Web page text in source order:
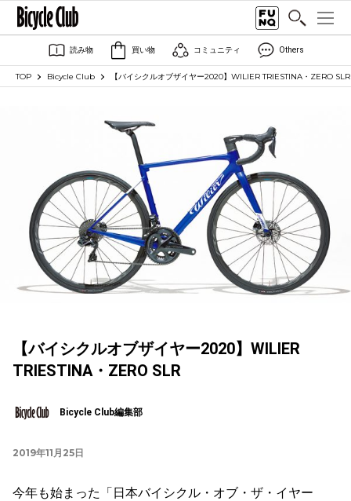
読み物 買い物 コミュニティ Others
TOP Bicycle Club 【バイシクルオブザイヤー2020】WILIER TRIESTINA・ZERO SLR
【バイシクルオブザイヤー2020】WILIER
TRIESTINA・ZERO SLR
Bicycle Club編集部
2019年11月25日
今年も始まった「日本バイシクル・オブ・ザ・イヤー